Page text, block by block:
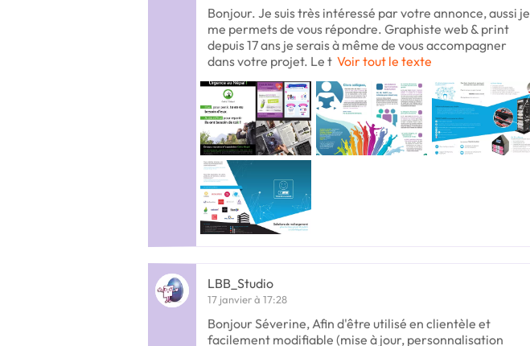
Bonjour. Je suis très intéressé par votre annonce, aussi je
me permets de vous répondre. Graphiste web & print
depuis 17 ans je serais à même de vous accompagner
dans votre projet. Le t Voir tout le texte
LBB_Studio
17 janvier à 17:28
Bonjour Séverine, Afin d'être utilisé en clientèle et
facilement modifiable (mise à jour, personnalisation